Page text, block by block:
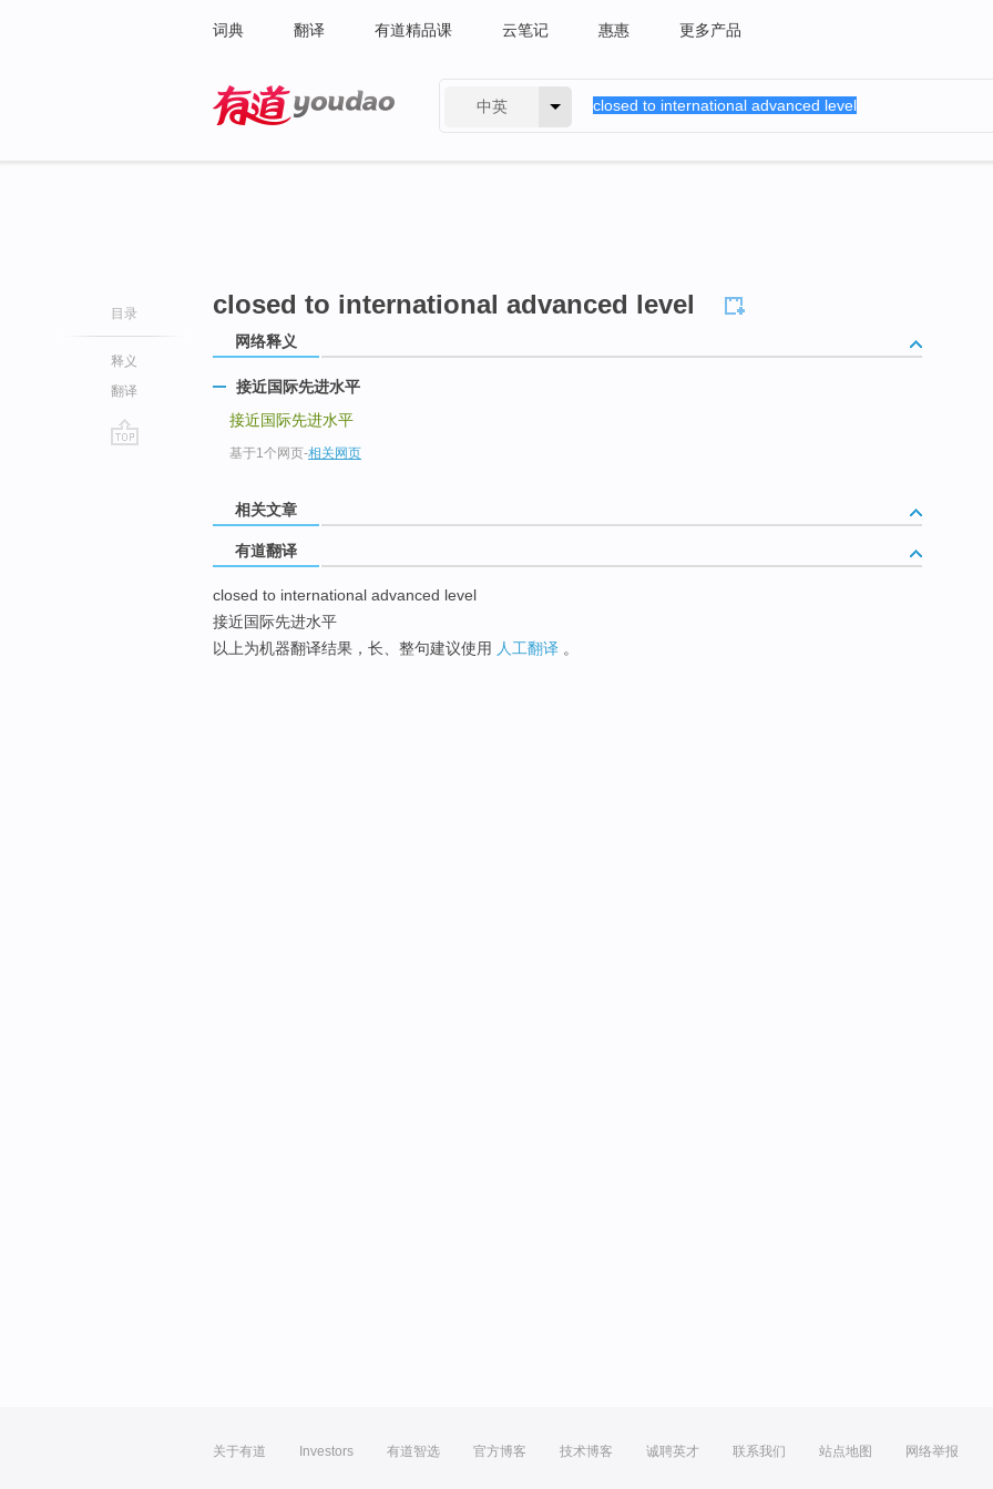
词典 翻译 有道精品课 云笔记 惠惠 更多产品
中英
目录
释义
翻译
closed to international advanced level
网络释义
接近国际先进水平
接近国际先进水平
基于1个网页-相关网页
相关文章
有道翻译
closed to international advanced level
接近国际先进水平
以上为机器翻译结果，长、整句建议使用 人工翻译 。
关于有道 Investors 有道智选 官方博客 技术博客 诚聘英才 联系我们 站点地图 网络举报